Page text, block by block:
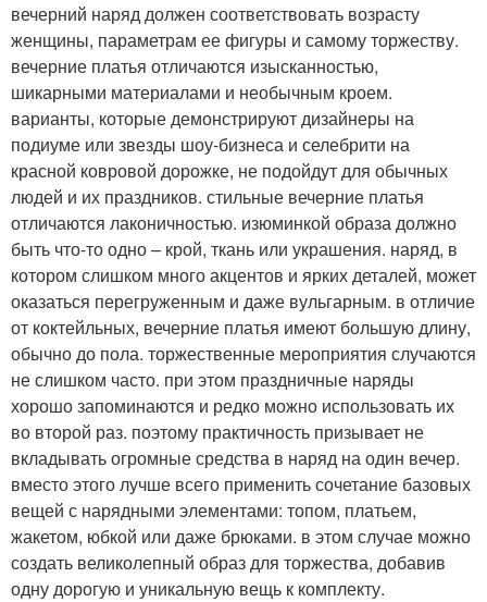
вечерний наряд должен соответствовать возрасту
женщины, параметрам ее фигуры и самому торжеству.
вечерние платья отличаются изысканностью,
шикарными материалами и необычным кроем.
варианты, которые демонстрируют дизайнеры на
подиуме или звезды шоу-бизнеса и селебрити на
красной ковровой дорожке, не подойдут для обычных
людей и их праздников. стильные вечерние платья
отличаются лаконичностью. изюминкой образа должно
быть что-то одно – крой, ткань или украшения. наряд, в
котором слишком много акцентов и ярких деталей, может
оказаться перегруженным и даже вульгарным. в отличие
от коктейльных, вечерние платья имеют большую длину,
обычно до пола. торжественные мероприятия случаются
не слишком часто. при этом праздничные наряды
хорошо запоминаются и редко можно использовать их
во второй раз. поэтому практичность призывает не
вкладывать огромные средства в наряд на один вечер.
вместо этого лучше всего применить сочетание базовых
вещей с нарядными элементами: топом, платьем,
жакетом, юбкой или даже брюками. в этом случае можно
создать великолепный образ для торжества, добавив
одну дорогую и уникальную вещь к комплекту.